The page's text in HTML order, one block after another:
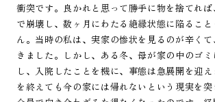
衝突です。良かれと思って勝手に物を捨てれ
で崩壊し、数ヶ月にわたる絶縁状態に陥るこ
ん。当時の私は、実家の惨状を見るのが辛く
きました。しかし、ある冬、母が家の中のゴ
し、入院したことを機に、事態は急展開を迎え
を終えても今の家には帰れないという現実を